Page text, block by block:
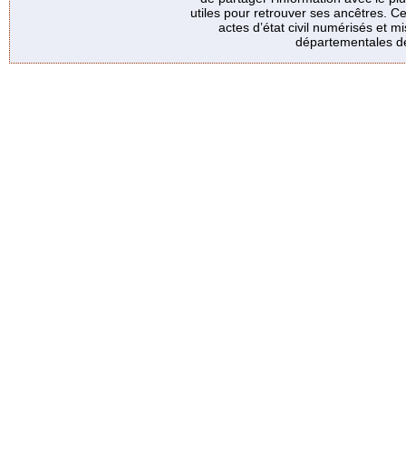
utiles pour retrouver ses ancêtres.
actes d’état civil numérisés et
départementales